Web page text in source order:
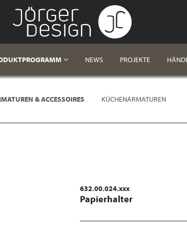
NEWS PROJEKTE
& ACCESSOIRES KÜCHENARMATUREN
632.00.024.xxx
Papierhalter